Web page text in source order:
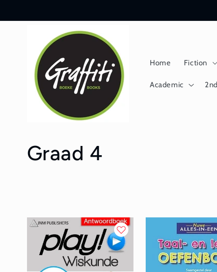
Home Fiction
Academic
C
l
Graad 4